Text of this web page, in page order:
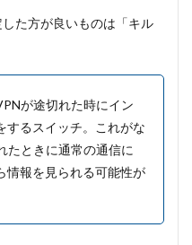
た方が良いものは「キル
が途切れた時にイン
するスイッチ。これがな
たときに通常の通信に
情報を見られる可能性が